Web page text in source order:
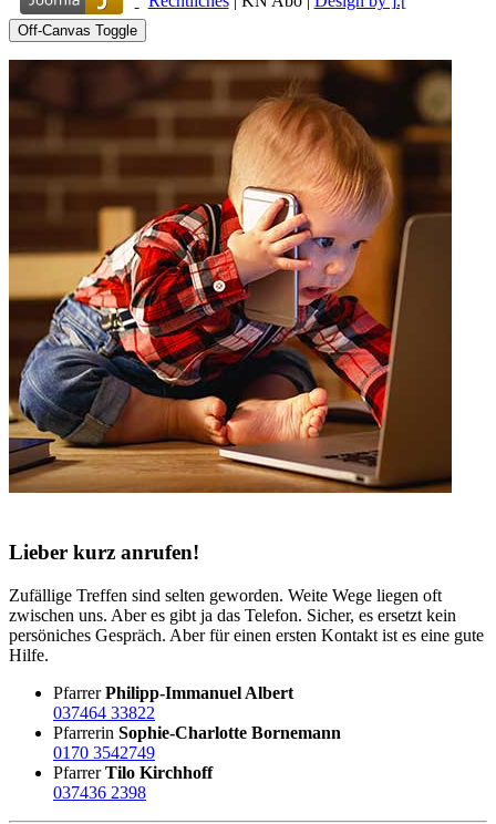
Off-Canvas Toggle
Lieber kurz anrufen!
Zufällige Treffen sind selten geworden. Weite Wege liegen oft
zwischen uns. Aber es gibt ja das Telefon. Sicher, es ersetzt kein
persöniches Gespräch. Aber für einen ersten Kontakt ist es eine gute
Hilfe.
PfarrerPhilipp-Immanuel Albert
037464 33822
Pfarrerin Sophie-Charlotte Bornemann
0170 3542749
PfarrerTilo Kirchhoff
037436 2398